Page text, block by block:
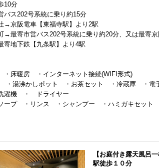
10分
ス202号系統に乗り約15分
→京阪電車【東福寺駅】より2駅
→最寄市営バス202号系統に乗り約20分、又は最寄
地下鉄【九条駅】より4駅
・床暖房 ・インターネット接続(WIFI形式)
・湯沸かしポット ・お茶セット ・冷蔵庫 ・
洗濯機 ・ ドライヤー
ソープ ・リンス ・シャンプー ・ハミガキセット
【お庭付き露天風呂
駅徒歩１０分